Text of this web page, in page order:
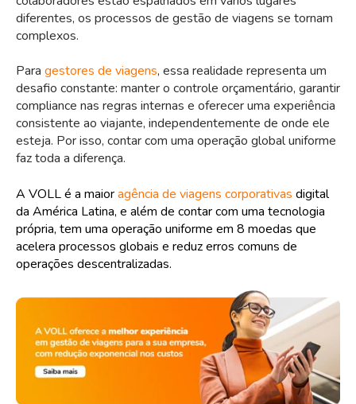
diferentes, os processos de gestão de viagens se tornam
complexos.
Para gestores de viagens, essa realidade representa um
desafio constante: manter o controle orçamentário, garantir
compliance nas regras internas e oferecer uma experiência
consistente ao viajante, independentemente de onde ele
esteja. Por isso, contar com uma operação global uniforme
faz toda a diferença.
A VOLL é a maioragência de viagens corporativas digital
da América Latina, e além de contar com uma tecnologia
própria, tem uma operação uniforme em 8 moedas que
acelera processos globais e reduz erros comuns de
operações descentralizadas.